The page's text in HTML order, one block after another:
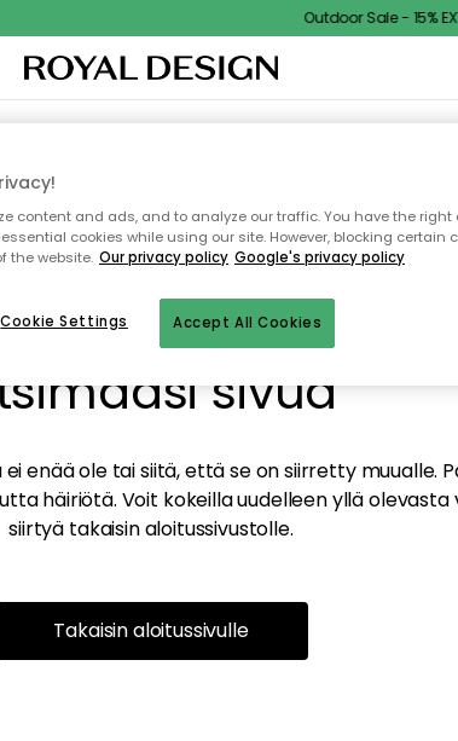
Outdoor Sale - 15%
& MATOTKEITTIÖSÄILYTYSULKOKALUSTEET
valitettavasti löydä
sivua
ei enää ole tai siitä, että se on siirretty muualle.
häiriötä. Voit kokeilla uudelleen yllä olevasta
siirtyä takaisin aloitussivustolle.
Takaisin aloitussivulle
content and ads, and to analyze our traffic. You have the right
cookies while using our site. However, blocking certain
the website. Our privacy policy Google's privacy policy
Accept All Cookies
Cookie Settings